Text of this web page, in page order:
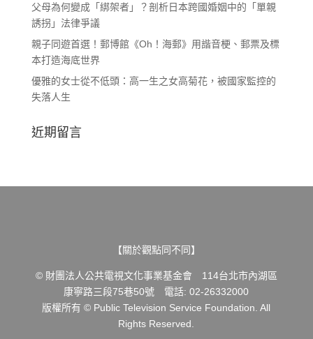
父母為何變成「綁架者」？剖析日本跨國婚姻中的「單親
誘拐」法律爭議
親子同遊首選！郵博館《Oh！海郵》用諧音梗、郵票及標
本打造海底世界
優雅的女士從不低頭：高一生之女高菊花，被國家監控的
失落人生
近期留言
【關於觀點同不同】
© 財團法人公共電視文化事業基金會 114台北市內湖區
康寧路三段75巷50號 電話: 02-26332000
版權所有 © Public Television Service Foundation. All
Rights Reserved.